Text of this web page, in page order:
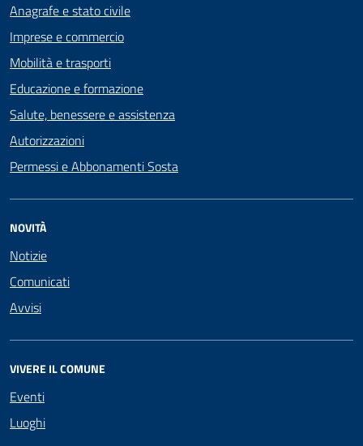
Anagrafe e stato civile
Imprese e commercio
Mobilità e trasporti
Educazione e formazione
Salute, benessere e assistenza
Autorizzazioni
Permessi e Abbonamenti Sosta
NOVITÀ
Notizie
Comunicati
Avvisi
VIVERE IL COMUNE
Eventi
Luoghi